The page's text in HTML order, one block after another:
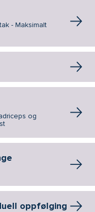
- Maksimalt
og
oppfølging